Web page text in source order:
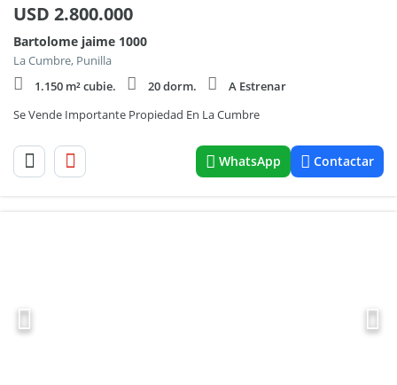
USD 2.800.000
Bartolome jaime 1000
La Cumbre, Punilla
1.150 m² cubie.
20 dorm.
A Estrenar
Se Vende Importante Propiedad En La Cumbre
WhatsApp Contactar